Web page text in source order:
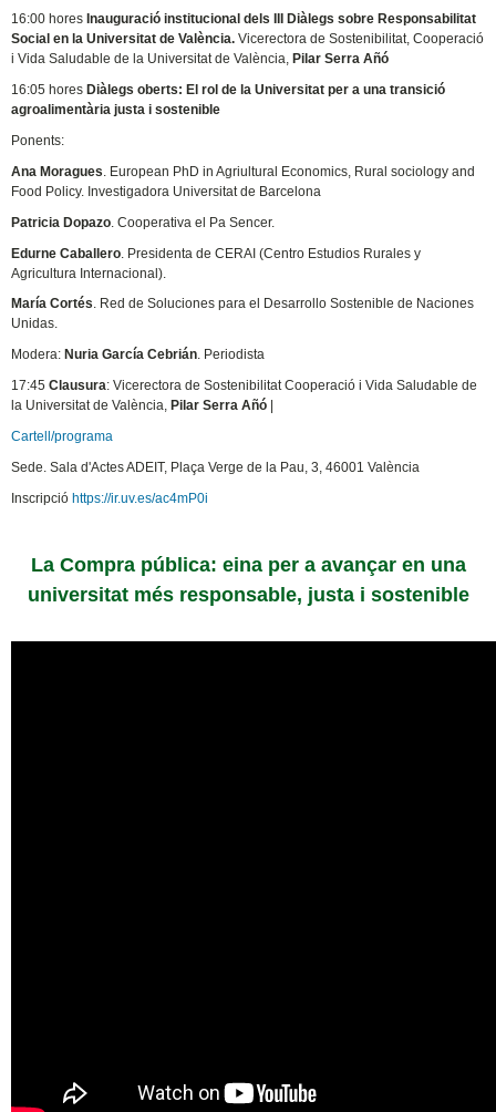
16:00 horesInauguració institucional dels III Diàlegs sobre Responsabilitat
Social en la Universitat de València.Vicerectora de Sostenibilitat, Cooperació
i Vida Saludable de la Universitat de València,Pilar Serra Añó
16:05 hores Diàlegs oberts: El rol de la Universitat per a una transició
agroalimentària justa i sostenible
Ponents:
Ana Moragues . European PhD in Agriultural Economics, Rural sociology and
Food Policy. Investigadora Universitat de Barcelona
Patricia Dopazo . Cooperativa el Pa Sencer.
Edurne Caballero . Presidenta de CERAI (Centro Estudios Rurales y
Agricultura Internacional).
María Cortés. Red de Soluciones para el Desarrollo Sostenible de Naciones
Unidas.
Modera: Nuria García Cebrián. Periodista
17:45Clausura: Vicerectora de Sostenibilitat Cooperació i Vida Saludable de
la Universitat de València, Pilar Serra Añó
Cartell/programa
Sede. Sala d'Actes ADEIT, Plaça Verge de la Pau, 3, 46001 València
Inscripció https://ir.uv.es/ac4mP0i
La Compra pública: eina per a avançar en una
universitat més responsable, justa i sostenible